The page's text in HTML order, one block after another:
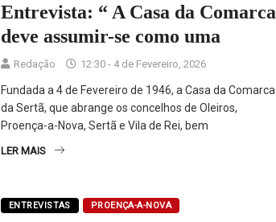
Entrevista: “ A Casa da Comarca
deve assumir-se como uma
Redação 12:30 - 4 de Fevereiro, 2026
Fundada a 4 de Fevereiro de 1946, a Casa da Comarca
da Sertã, que abrange os concelhos de Oleiros,
Proença-a-Nova, Sertã e Vila de Rei, bem
LER MAIS
ENTREVISTAS PROENÇA-A-NOVA